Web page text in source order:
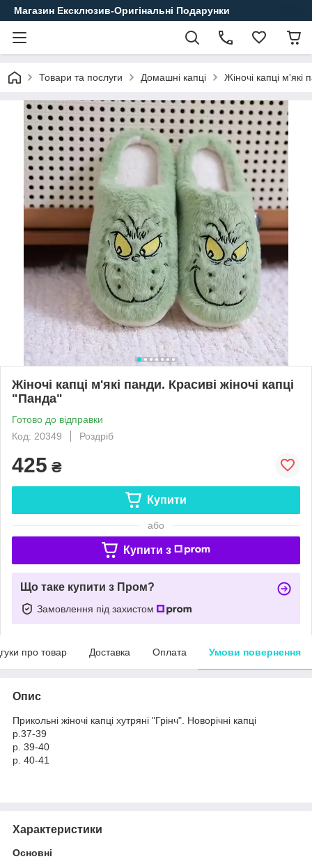
Магазин Ексклюзив-Оригінальні Подарунки
Товари та послуги Домашні капці Жіночі капці м'які
Жіночі капці м'які панди. Красиві жіночі капці
"Панда"
Готово до відправки
Код: 20349
Роздріб
425 ₴
Купити
або
Купити з
Що таке купити з Пром?
Замовлення під захистом
про товар Доставка Оплата Умови повернення
Опис
Прикольні жіночі капці хутряні "Грінч". Новорічні капці
р.37-39
р. 39-40
р. 40-41
Характеристики
Основні